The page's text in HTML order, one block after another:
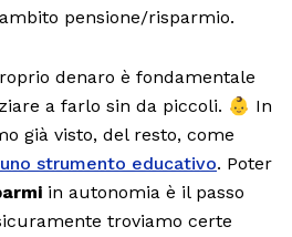
pensione/risparmio.
denaro è fondamentale
a farlo sin da piccoli. 👶 In
già visto, del resto, come
strumento educativo. Poter
in autonomia è il passo
troviamo certe